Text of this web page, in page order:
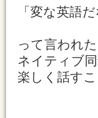
「変な英語だ
って言われ
ネイティブ同
楽しく話す